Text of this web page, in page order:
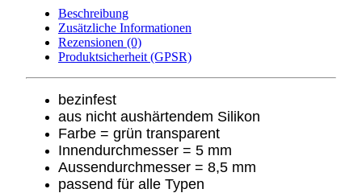
5x8,5
Menge
Beschreibung
Zusätzliche Informationen
Rezensionen (0)
Produktsicherheit (GPSR)
bezinfest
aus nicht aushärtendem Silikon
Farbe = grün transparent
Innendurchmesser = 5 mm
Aussendurchmesser = 8,5 mm
passend für alle Typen